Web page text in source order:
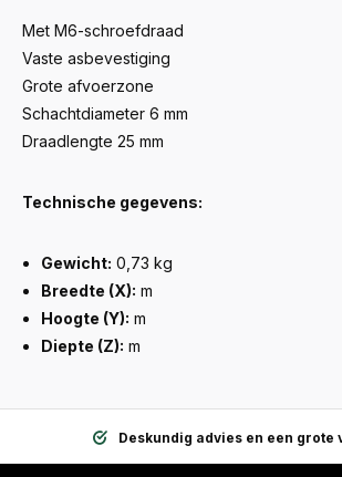
Met M6-schroefdraad
Vaste asbevestiging
Grote afvoerzone
Schachtdiameter 6 mm
Draadlengte 25 mm
Technische gegevens:
Gewicht: 0,73 kg
Breedte (X): m
Hoogte (Y): m
Diepte (Z): m
Deskundig advies en een grote